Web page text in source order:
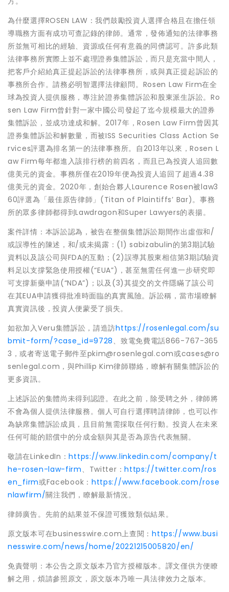
為什麼選擇ROSEN LAW：我們鼓勵投資人選擇合格且在擔任領
導職務方面有成功可查記錄的律師。通常，發佈通知的法律事務
所並無可相比的經驗、資源或任何有意義的同儕認可。許多此類
法律事務所實際上並不處理證券集體訴訟，而只是充當中間人，
把客戶介紹給真正提起訴訟的法律事務所，或與真正提起訴訟的
事務所合作。請務必明智選擇法律顧問。Rosen Law Firm在全
球為投資人提供服務，專注於證券集體訴訟和股東派生訴訟。Ro
sen Law Firm曾針對一家中國公司發起了迄今規模最大的證券
集體訴訟，並成功達成和解。2017年，Rosen Law Firm曾因其
證券集體訴訟和解數量，而被ISS Securities Class Action Se
rvices評選為排名第一的法律事務所。自2013年以來，Rosen L
aw Firm每年都進入該排行榜的前四名，而且已為投資人追回數
億美元的資金。事務所僅在2019年便為投資人追回了超過4.38
億美元的資金。2020年，創始合夥人Laurence Rosen被law3
60評選為「最佳原告律師」(Titan of Plaintiffs’ Bar)。事務
所的眾多律師都得到Lawdragon和Super Lawyers的表揚。
案件詳情：本訴訟認為，被告在整個集體訴訟期間作出虛假和/
或誤導性的陳述，和/或未揭露：(1) sabizabulin的第3期試驗
資料以及該公司與FDA的互動；(2)誤導其股東相信第3期試驗資
料足以支撐緊急使用授權(“EUA”)，甚至無需任何進一步研究即
可支撐新藥申請(“NDA”)；以及(3)其提交的文件隱瞞了該公司
在其EUA申請獲得批准時面臨的真實風險。訴訟稱，當市場瞭解
真實資訊後，投資人便蒙受了損失。
如欲加入Veru集體訴訟，請造訪https://rosenlegal.com/su
bmit-form/?case_id=9728 、致電免費電話866-767-365
3，或者寄送電子郵件至pkim@rosenlegal.com或cases@ro
senlegal.com，與Phillip Kim律師聯絡，瞭解有關集體訴訟的
更多資訊。
上述訴訟的集體尚未得到認證。在此之前，除受聘之外，律師將
不會為個人提供法律服務。個人可自行選擇聘請律師，也可以作
為缺席集體訴訟成員，且目前無需採取任何行動。投資人在未來
任何可能的賠償中的分成金額與其是否為原告代表無關。
敬請在LinkedIn：https://www.linkedin.com/company/t
he-rosen-law-firm 、Twitter：https://twitter.com/ros
en_firm或Facebook： https://www.facebook.com/rose
nlawfirm/關注我們，瞭解最新情況。
律師廣告。先前的結果並不保證可獲致類似結果。
原文版本可在businesswire.com上查閱：https://www.busi
nesswire.com/news/home/20221215005820/en/
免責聲明：本公告之原文版本乃官方授權版本。譯文僅供方便瞭
解之用，煩請參照原文，原文版本乃唯一具法律效力之版本。